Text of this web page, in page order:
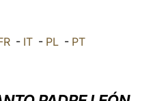
- IT - PL - PT